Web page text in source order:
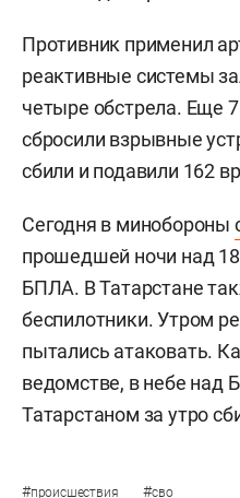
Противник применил
реактивные системы
четыре обстрела. Еще
сбросили взрывные
сбили и подавили 162
Сегодня в минобороны
прошедшей ночи над
БПЛА. В Татарстане
беспилотники. Утром
пытались атаковать.
ведомстве, в небе над
Татарстаном за утро
#происшествия #сво